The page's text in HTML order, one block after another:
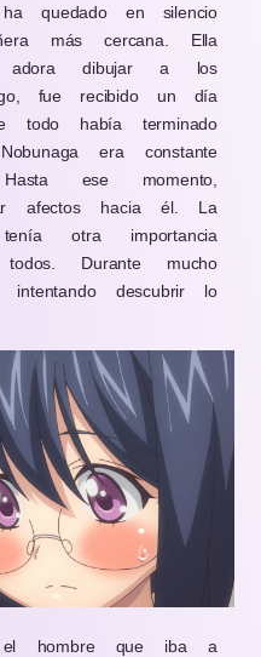
quedado en silencio
más cercana. Ella
dibujar a los
fue recibido un día
todo había terminado
era constante
ese momento,
afectos hacia él. La
otra importancia
Durante mucho
descubrir lo
el hombre que iba a